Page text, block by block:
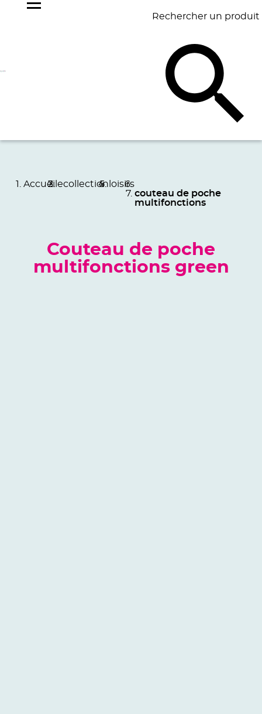
Rechercher un produit
BAGAGERIE BUREAU
Accueil ecollection loisirs
couteau de poche
multifonctions
Couteau de poche
multifonctions green